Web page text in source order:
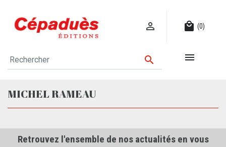
 local_mall (0)
 
MICHEL RAMEAU
Retrouvez l'ensemble de nos actualités en vous